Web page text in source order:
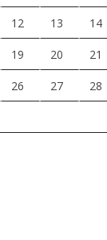
12 13 14
19 20 21
26 27 28